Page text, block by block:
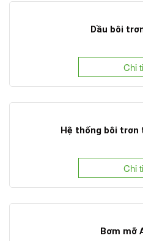
Dầu bôi
Chi
Hệ thống bôi trơn
Chi
Bơm mỡ